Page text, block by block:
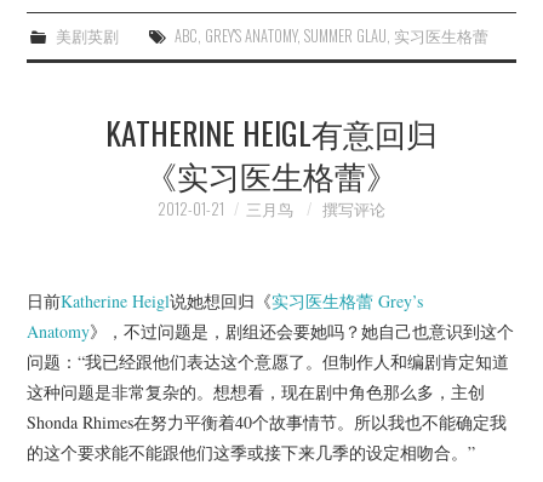
美剧英剧 ABC GREY'S ANATOMY, SUMMER GLAU 实习医生格蕾
KATHERINE HEIGL有意回归
《实习医生格蕾》
2012-01-21 三月鸟 撰写评论
日前Katherine Heigl说她想回归《实习医生格蕾 Grey’s
Anatomy》，不过问题是，剧组还会要她吗？她自己也意识到这个
问题：“我已经跟他们表达这个意愿了。但制作人和编剧肯定知道
这种问题是非常复杂的。想想看，现在剧中角色那么多，主创
Shonda Rhimes在努力平衡着40个故事情节。所以我也不能确定我
的这个要求能不能跟他们这季或接下来几季的设定相吻合。”